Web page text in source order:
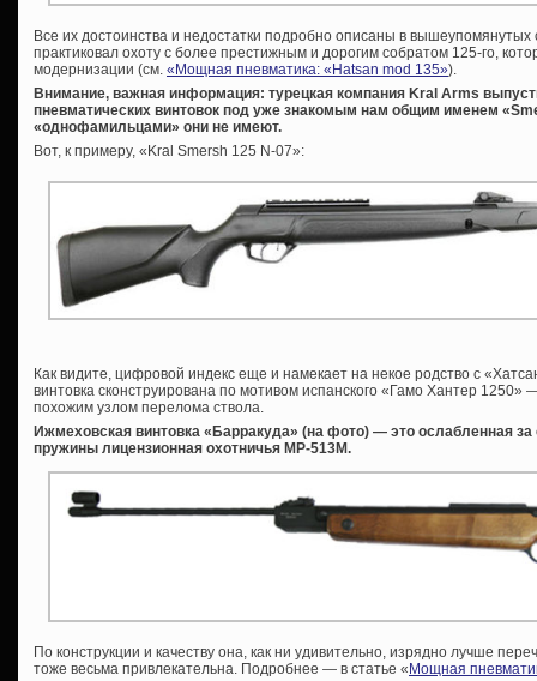
Все их достоинства и недостатки подробно описаны в
практиковал охоту с более престижным и дорогим собратом 125-го,
модернизации (см. «Мощная пневматика: «Hatsan mod 135»).
Внимание, важная информация: турецкая компания Kral Arms
пневматических винтовок под уже знакомым нам общим именем
«однофамильцами» они не имеют.
Вот, к примеру, «Kral Smersh 125 N-07»:
Как видите, цифровой индекс еще и намекает на некое родство с
винтовка сконструирована по мотивом испанского «Гамо Хантер 1250»
похожим узлом перелома ствола.
Ижмеховская винтовка «Барракуда» (на фото) — это ослабленная за
пружины лицензионная охотничья МР-513М.
По конструкции и качеству она, как ни удивительно, изрядно лучше
тоже весьма привлекательна. Подробнее — в статье «Мощная